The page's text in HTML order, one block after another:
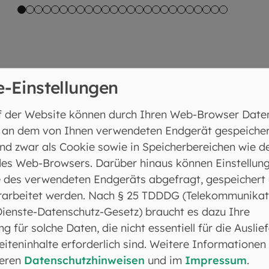
Am zweiten
seine Band für
Engagements von Vereinen,
katholischen Pfarreien und
zeigten sich an rund 45
sowie dem
mit vielfältigen Darbietungen. Vertreten
Evangelisch-Lutherische Dekanat München und
traten am Samstagabend die Wuidara
Einstellungen
Website können durch Ihren Web-Browser
dem von Ihnen verwendeten Endgerät
zwar als Cookie sowie in Speicherbereichen wie
Web-Browsers. Darüber hinaus können
des verwendeten Endgeräts abgefragt, gespeichert
werden. Nach § 25 TDDDG
Datenschutz-Gesetz) braucht es dazu Ihre
für solche Daten, die nicht essentiell für die
erforderlich sind. Weitere Informationen
Datenschutzhinweisen und im Impressum.